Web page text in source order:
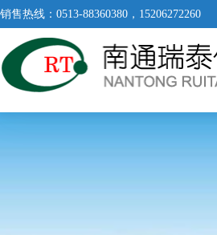
销售热线：0513-88360380，15206272260